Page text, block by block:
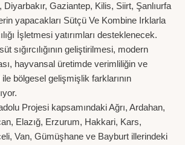
Diyarbakır, Gaziantep, Kilis, Siirt, Şanlıurfa
yapacakları Sütçü Ve Kombine Irklarla
İşletmesi yatırımları desteklenecek.
sığırcılığının geliştirilmesi, modern
hayvansal üretimde verimliliğin ve
ile bölgesel gelişmişlik farklarının
Projesi kapsamındaki Ağrı, Ardahan,
Elazığ, Erzurum, Hakkari, Kars,
Van, Gümüşhane ve Bayburt illerindeki